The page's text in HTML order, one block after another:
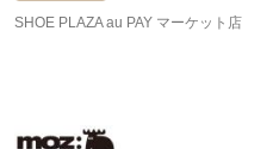
SHOE PLAZA au PAY マーケット店